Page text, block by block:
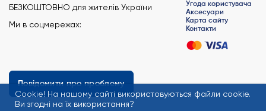
БЕЗКОШТОВНО для жителів України
Ми в соцмережах:
Повідомити про проблему
Угода користувача
Аксесуари
Карта сайту
Контакти
Сookie! На нашому сайті використовуються файли cookie.
Ви згодні на їх використання?